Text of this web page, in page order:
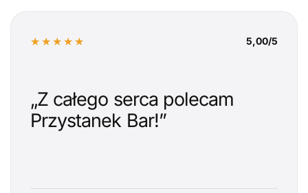
★★★★★ 5,00/5
„Z całego serca polecam
Przystanek Bar!”